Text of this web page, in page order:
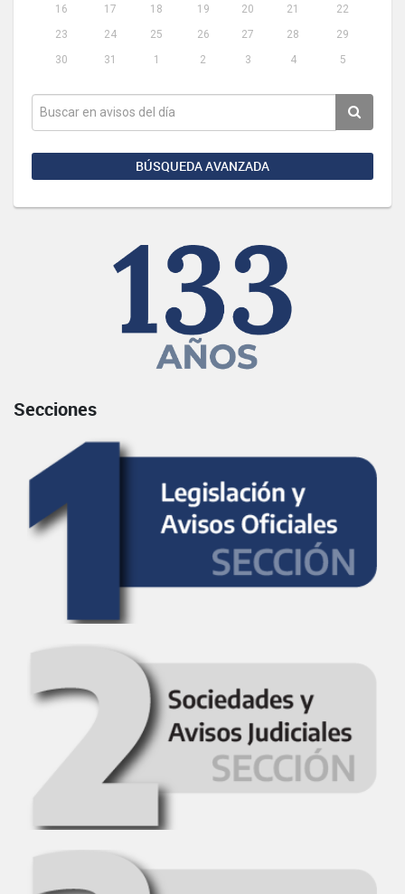
16
17 18 19 20 21
22
23
24 25 26 27 28
29
30
31 1 2 3 4 5
BÚSQUEDA AVANZADA
Secciones